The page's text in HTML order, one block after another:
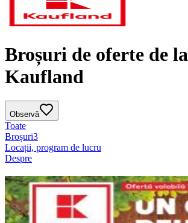
Broșuri de oferte de la
Kaufland
Observă
Toate
Broșuri3
Locații, program de lucru
Despre